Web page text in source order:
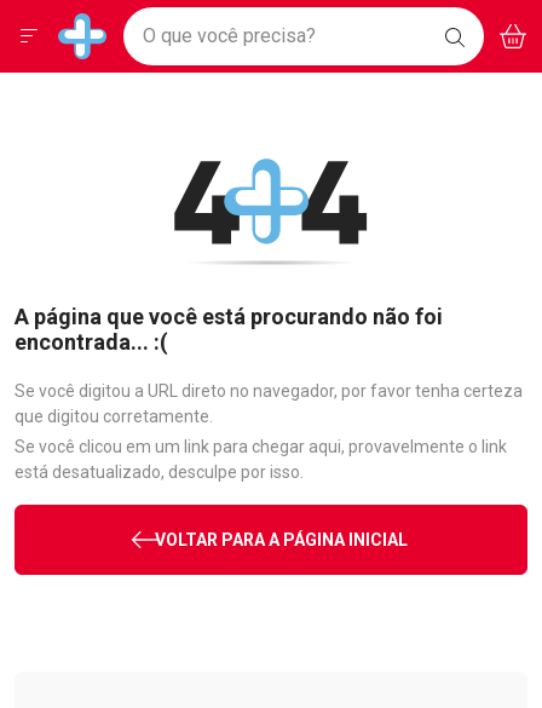
Drogarias Pacheco
Baixe nosso APP e aproveite Ofertas Exclusivas!
BAIXE
O APP
Ir direto para a home
pela página
Ir direto para o conteúdo
Ir direto para a busca
Ir direto para a notificações
Ir direto para o carrinho
Faça a sua busca
O que você precisa? BUSCAR
Menu
A página que você está procurando não foi
encontrada... :(
Se você digitou a URL direto no navegador, por favor tenha certeza
que digitou corretamente.
Se você clicou em um link para chegar aqui, provavelmente o link
está desatualizado, desculpe por isso.
VOLTAR PARA A PÁGINA INICIAL